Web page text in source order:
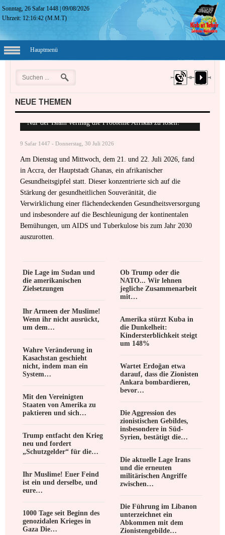
Sonntag, 26 Safar 1448 |09/08/2026
Uhrzeit: 12:16:43 (M.M.T)
Hauptmenü
NEUE THEMEN
Nur der Islam vermag die Probleme Afrikas zu lösen!
9 Safar 1447 - Donnerstag, 30 Juli 2026
Am Dienstag und Mittwoch, dem 21. und 22. Juli 2026, fand
in Accra, der Hauptstadt Ghanas, ein afrikanischer
Gesundheitsgipfel statt. Dieser konzentrierte sich auf die
Stärkung der gesundheitlichen Souveränität, die
Verwirklichung einer flächendeckenden Gesundheitsversorgung
und insbesondere auf die Beschleunigung der kontinentalen
Bemühungen, um AIDS und Tuberkulose bis zum Jahr 2030
auszurotten.
Die Lage im Sudan und
die amerikanischen
Zielsetzungen
Ihr Armeen der Muslime!
Wenn ihr nicht ausrückt,
um dem…
Wahre Veränderung in
Kasachstan geschieht
nicht, indem man ein
System…
Mit den Vereinigten
Staaten von Amerika zu
paktieren und sich…
Trump entfacht den Krieg
neu und fordert
„Schutzgelder“ für die…
Ihr Muslime! Euer Feind
ist ein und derselbe, und
eure…
1000 Tage seit Beginn des
genozidalen Krieges in
Gaza Die…
Ob Trump oder die
NATO... Wir lehnen
jegliche Zusammenarbeit
mit…
Amerika stürzt Kuba in
die Dunkelheit:
Kindersterblichkeit steigt
um 148%
Wartet Erdoğan etwa
darauf, dass die Zionisten
Ankara bombardieren,
bevor…
Die Aggression des
zionistischen Gebildes,
insbesondere in Süd-
Syrien, bestätigt die…
Die aktuelle Lage Irans
und die erneuten
militärischen Angriffe
zwischen…
Die Führung im Libanon
unterzeichnet ein
Abkommen mit dem
Zionistengebilde…